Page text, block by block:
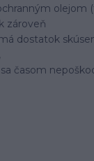
olejom
zároveň
dostatok
časom